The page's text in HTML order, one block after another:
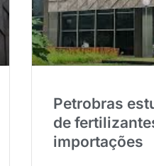
Petrobras
de
importações